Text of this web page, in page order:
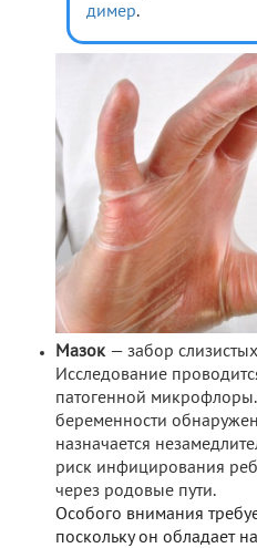
димер.
Мазок — забор
Исследование
патогенной
беременности
назначается
риск инфицирования
через родовые пути.
Особого внимания
поскольку он обладает